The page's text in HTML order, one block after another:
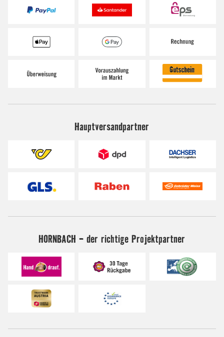
Hauptversandpartner
HORNBACH - der richtige Projektpartner